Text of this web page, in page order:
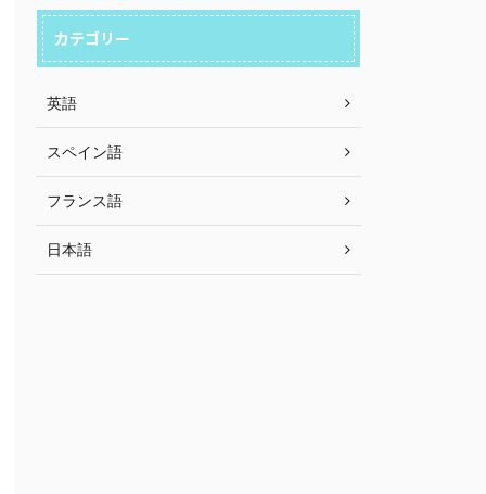
カテゴリー
英語
スペイン語
フランス語
日本語